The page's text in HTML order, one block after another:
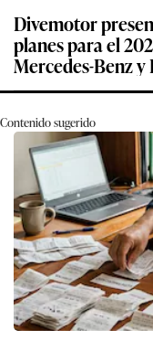
Divemotor
planes para el
Mercedes-Benz
Contenido sugerido